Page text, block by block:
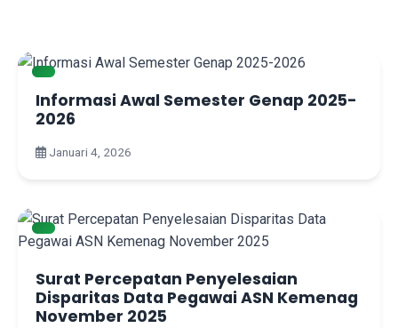
Informasi Awal Semester Genap 2025-
2026
Januari 4, 2026
Surat Percepatan Penyelesaian
Disparitas Data Pegawai ASN Kemenag
November 2025